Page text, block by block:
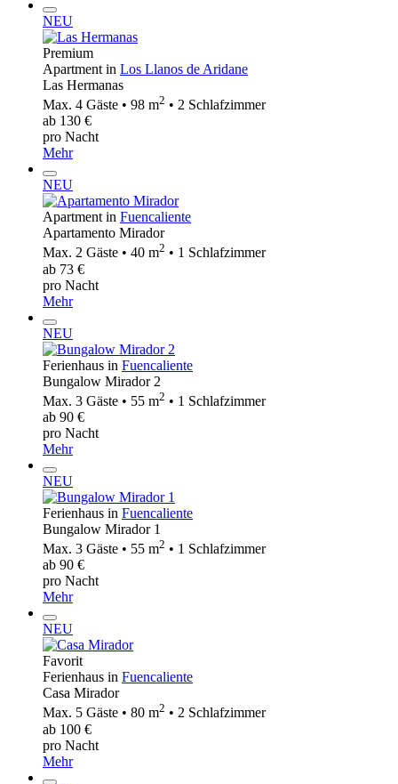
NEU
Premium
Apartment in Los Llanos de Aridane
Las Hermanas
Max. 4 Gäste • 98 m2 • 2 Schlafzimmer
ab 130 €
pro Nacht
Mehr
NEU
Apartment in Fuencaliente
Apartamento Mirador
Max. 2 Gäste • 40 m2 • 1 Schlafzimmer
ab 73 €
pro Nacht
Mehr
NEU
Ferienhaus in Fuencaliente
Bungalow Mirador 2
Max. 3 Gäste • 55 m2 • 1 Schlafzimmer
ab 90 €
pro Nacht
Mehr
NEU
Ferienhaus in Fuencaliente
Bungalow Mirador 1
Max. 3 Gäste • 55 m2 • 1 Schlafzimmer
ab 90 €
pro Nacht
Mehr
NEU
Favorit
Ferienhaus in Fuencaliente
Casa Mirador
Max. 5 Gäste • 80 m2 • 2 Schlafzimmer
ab 100 €
pro Nacht
Mehr